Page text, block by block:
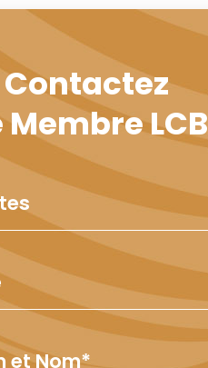
Contactez
Membre LCB